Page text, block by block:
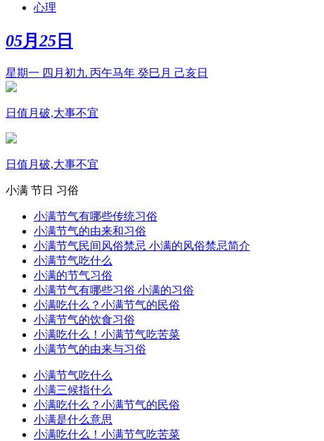
心理
05月 25 日
星期一 四月初九 丙午马年 癸巳月 己亥日
日值月破,大事不宜
日值月破,大事不宜
小满 节日 习俗
小满节气有哪些传统习俗
小满节气的由来和习俗
小满节气民间风俗禁忌 小满的风俗禁忌简介
小满节气吃什么
小满的节气习俗
小满节气有哪些习俗 小满的习俗
小满吃什么？小满节气的民俗
小满节气的饮食习俗
小满吃什么！小满节气吃苦菜
小满节气的由来与习俗
小满节气吃什么
小满三候指什么
小满吃什么？小满节气的民俗
小满是什么意思
小满吃什么！小满节气吃苦菜